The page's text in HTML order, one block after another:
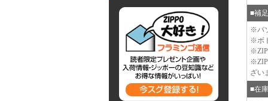
■補足
※パ
※ボ
ざい
■在